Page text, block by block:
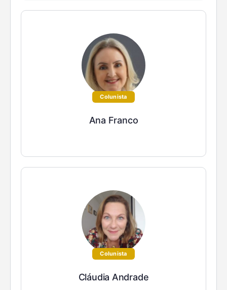
Colunista
Ana Franco
Colunista
Cláudia Andrade